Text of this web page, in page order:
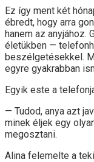
Ez így ment két
ébredt, hogy arra
hanem az anyjához.
életükben —
beszélgetésekkel.
egyre gyakrabban
Egyik este a
— Tudod, anya azt
minek éljek egy
megosztani.
Alina felemelte a